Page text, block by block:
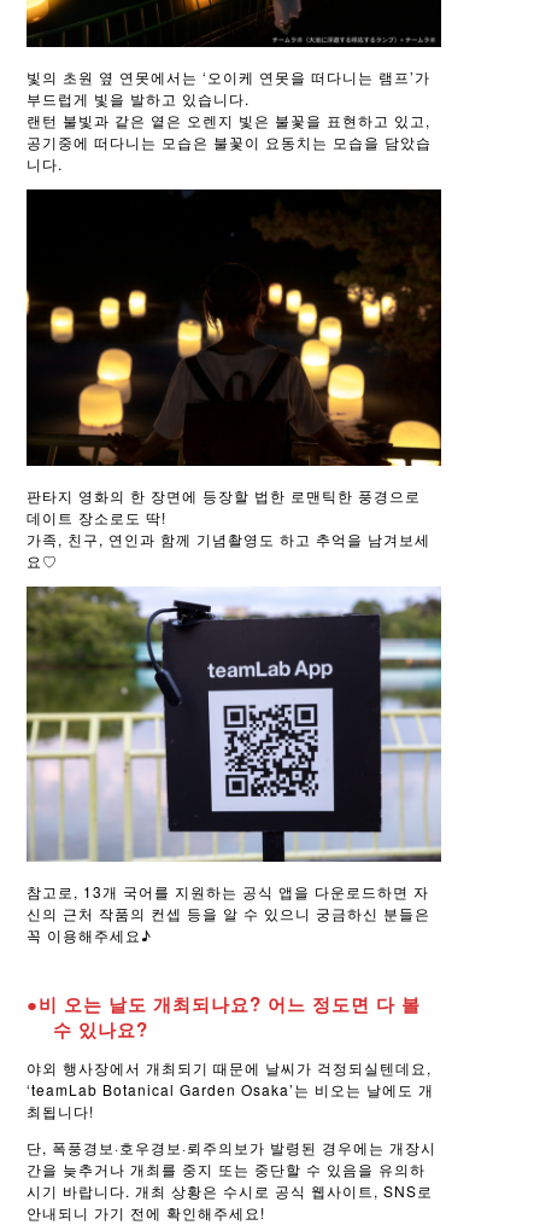
빛의 초원 옆 연못에서는 ‘오이케 연못을 떠다니는 램프’가
부드럽게 빛을 발하고 있습니다.
랜턴 불빛과 같은 옅은 오렌지 빛은 불꽃을 표현하고 있고,
공기중에 떠다니는 모습은 불꽃이 요동치는 모습을 담았습
니다.
판타지 영화의 한 장면에 등장할 법한 로맨틱한 풍경으로
데이트 장소로도 딱!
가족, 친구, 연인과 함께 기념촬영도 하고 추억을 남겨보세
요♡
참고로, 13개 국어를 지원하는 공식 앱을 다운로드하면 자
신의 근처 작품의 컨셉 등을 알 수 있으니 궁금하신 분들은
꼭 이용해주세요♪
●비 오는 날도 개최되나요? 어느 정도면 다 볼
수 있나요?
야외 행사장에서 개최되기 때문에 날씨가 걱정되실텐데요,
‘teamLab Botanical Garden Osaka’는 비오는 날에도 개
최됩니다!
단, 폭풍경보·호우경보·뢰주의보가 발령된 경우에는 개장시
간을 늦추거나 개최를 중지 또는 중단할 수 있음을 유의하
시기 바랍니다. 개최 상황은 수시로 공식 웹사이트, SNS로
안내되니 가기 전에 확인해주세요!